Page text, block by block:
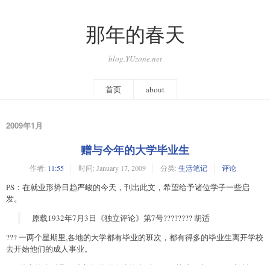
那年的春天
blog.YUzone.net
首页 about
2009年1月
赠与今年的大学毕业生
作者: 11:55 时间: January 17, 2009 分类: 生活笔记 评论
PS：在就业形势日趋严峻的今天，刊出此文，希望给予诸位学子一些启
发。
原载1932年7月3日《独立评论》第7号???????? 胡适
??? 一两个星期里,各地的大学都有毕业的班次，都有得多的毕业生离开学校
去开始他们的成人事业。